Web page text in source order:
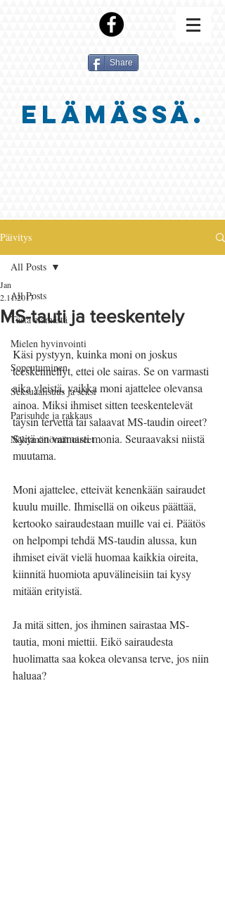
Share
ELÄMÄSSÄ.
Päivitys
All Posts
Tästä elämästä
Mielen hyvinvointi
Sopeutuminen
Seksuaalisuus ja seksi
Parisuhde ja rakkaus
Näkymättömät oireet
All Posts
MS-tauti ja teeskentely
Jan
2.11.2017
Käsi pystyyn, kuinka moni on joskus
teeskennellyt, ettei ole sairas. Se on varmasti
aika yleistä, vaikka moni ajattelee olevansa
ainoa. Miksi ihmiset sitten teeskentelevät
täysin tervettä tai salaavat MS-taudin oireet?
Syitä on varmasti monia. Seuraavaksi niistä
muutama.
Moni ajattelee, etteivät kenenkään sairaudet
kuulu muille. Ihmisellä on oikeus päättää,
kertooko sairaudestaan muille vai ei. Päätös
on helpompi tehdä MS-taudin alussa, kun
ihmiset eivät vielä huomaa kaikkia oireita,
kiinnitä huomiota apuvälineisiin tai kysy
mitään erityistä.
Ja mitä sitten, jos ihminen sairastaa MS-
tautia, moni miettii. Eikö sairaudesta
huolimatta saa kokea olevansa terve, jos niin
haluaa?